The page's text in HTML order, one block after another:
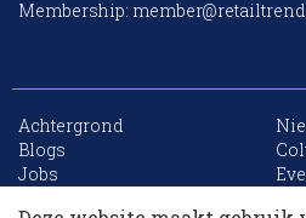
Membership:
Achtergrond
Blogs
Jobs
10 collega’s